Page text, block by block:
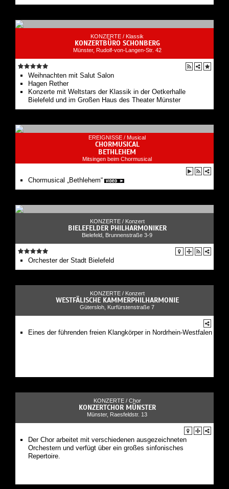
KONZERTE / Klassik
KONZERTBÜRO SCHONBERG
Münster, Rudolf-von-Langen-Str. 42
Weihnachten mit Salut Salon
Hagen Rether
Konzerte mit Weltstars der Klassik in der Oetkerhalle
Bielefeld und im Großen Haus des Theater Münster
EREIGNISSE / Musical
CHORMUSICAL
BETHLEHEM
Mitsingen beim Chormusical
Chormusical „Bethlehem“
KONZERTE / Konzert
BIELEFELDER PHILHARMONIKER
Bielefeld, Brunnenstraße 3-9
Orchester der Stadt Bielefeld
KONZERTE / Konzert
WESTFÄLISCHE KAMMERPHILHARMONIE
Gütersloh, Kurfürstenstraße 7
Eines der führenden freien Klangkörper in Nordrhein-Westfalen
KONZERTE / Chor
KONZERTCHOR MÜNSTER
Münster, Raesfeldstr. 13
Der Chor arbeitet mit verschiedenen ausgezeichneten
Orchestern und verfügt über ein großes sinfonisches
Repertoire.